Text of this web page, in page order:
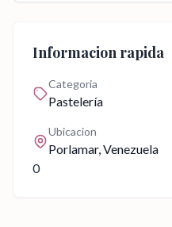
Informacion rapida
Categoria
Pastelería
Ubicacion
Porlamar, Venezuela
0